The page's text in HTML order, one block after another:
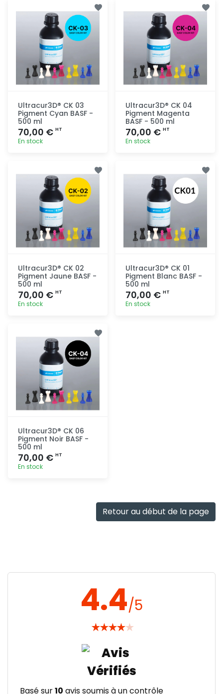
Ultracur3D® CK 03
Pigment Cyan BASF -
500 ml
70,00 € HT
En stock
rapide
Ultracur3D® CK 04
Pigment Magenta
BASF - 500 ml
70,00 € HT
En stock
rapide
Ultracur3D® CK 02
Pigment Jaune BASF -
500 ml
70,00 € HT
En stock
rapide
Ultracur3D® CK 01
Pigment Blanc BASF -
500 ml
70,00 € HT
En stock
Ultracur3D® CK 06
Pigment Noir BASF -
500 ml
70,00 € HT
En stock
Retour au début de la page
4.4/5
★★★★★
Basé sur10 avis soumis à un contrôle